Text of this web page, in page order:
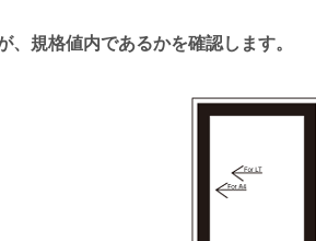
規格値内であるかを確認します。